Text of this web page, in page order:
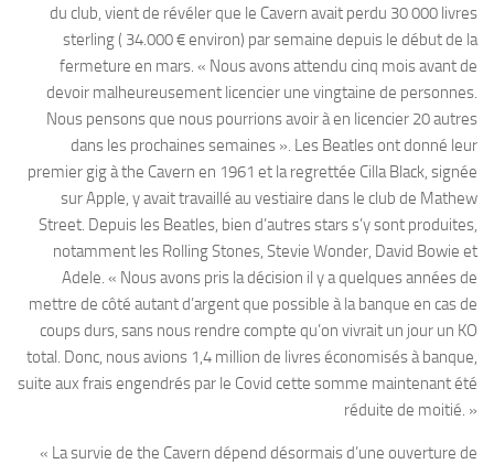
du club, vient de révéler que le Cavern avait perdu 30 000 livres
sterling ( 34.000 € environ) par semaine depuis le début de la
fermeture en mars. « Nous avons attendu cinq mois avant de
devoir malheureusement licencier une vingtaine de personnes.
Nous pensons que nous pourrions avoir à en licencier 20 autres
dans les prochaines semaines ». Les Beatles ont donné leur
premier gig à the Cavern en 1961 et la regrettée Cilla Black, signée
sur Apple, y avait travaillé au vestiaire dans le club de Mathew
Street. Depuis les Beatles, bien d’autres stars s’y sont produites,
notamment les Rolling Stones, Stevie Wonder, David Bowie et
Adele. « Nous avons pris la décision il y a quelques années de
mettre de côté autant d’argent que possible à la banque en cas de
coups durs, sans nous rendre compte qu’on vivrait un jour un KO
total. Donc, nous avions 1,4 million de livres économisés à banque,
suite aux frais engendrés par le Covid cette somme maintenant été
réduite de moitié. »
« La survie de the Cavern dépend désormais d’une ouverture de